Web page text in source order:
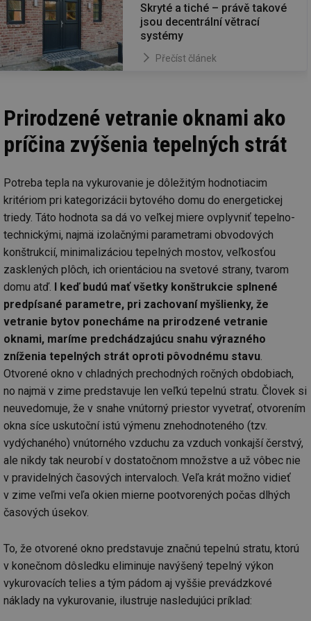
Skryté a tiché – právě takové
jsou decentrální větrací
systémy
Přečíst článek
Prirodzené vetranie oknami ako
príčina zvýšenia tepelných strát
Potreba tepla na vykurovanie je dôležitým hodnotiacim
kritériom pri kategorizácii bytového domu do energetickej
triedy. Táto hodnota sa dá vo veľkej miere ovplyvniť tepelno-
technickými, najmä izolačnými parametrami obvodových
konštrukcií, minimalizáciou tepelných mostov, veľkosťou
zasklených plôch, ich orientáciou na svetové strany, tvarom
domu atď. I keď budú mať všetky konštrukcie splnené
predpísané parametre, pri zachovaní myšlienky, že
vetranie bytov ponecháme na prirodzené vetranie
oknami, maríme predchádzajúcu snahu výrazného
zníženia tepelných strát oproti pôvodnému stavu.
Otvorené okno v chladných prechodných ročných obdobiach,
no najmä v zime predstavuje len veľkú tepelnú stratu. Človek si
neuvedomuje, že v snahe vnútorný priestor vyvetrať, otvorením
okna síce uskutoční istú výmenu znehodnoteného (tzv.
vydýchaného) vnútorného vzduchu za vzduch vonkajší čerstvý,
ale nikdy tak neurobí v dostatočnom množstve a už vôbec nie
v pravidelných časových intervaloch. Veľa krát možno vidieť
v zime veľmi veľa okien mierne pootvorených počas dlhých
časových úsekov.
To, že otvorené okno predstavuje značnú tepelnú stratu, ktorú
v konečnom dôsledku eliminuje navýšený tepelný výkon
vykurovacích telies a tým pádom aj vyššie prevádzkové
náklady na vykurovanie, ilustruje nasledujúci príklad: